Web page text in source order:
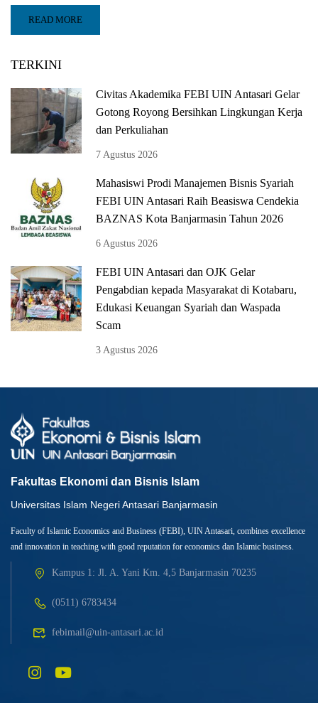
READ MORE
TERKINI
Civitas Akademika FEBI UIN Antasari Gelar
Gotong Royong Bersihkan Lingkungan Kerja
dan Perkuliahan
7 Agustus 2026
Mahasiswi Prodi Manajemen Bisnis Syariah
FEBI UIN Antasari Raih Beasiswa Cendekia
BAZNAS Kota Banjarmasin Tahun 2026
6 Agustus 2026
FEBI UIN Antasari dan OJK Gelar
Pengabdian kepada Masyarakat di Kotabaru,
Edukasi Keuangan Syariah dan Waspada
Scam
3 Agustus 2026
Fakultas Ekonomi dan Bisnis Islam
Universitas Islam Negeri Antasari Banjarmasin
Faculty of Islamic Economics and Business (FEBI), UIN Antasari, combines excellence
and innovation in teaching with good reputation for economics dan Islamic business.
Kampus 1: Jl. A. Yani Km. 4,5 Banjarmasin 70235
(0511) 6783434
febimail@uin-antasari.ac.id